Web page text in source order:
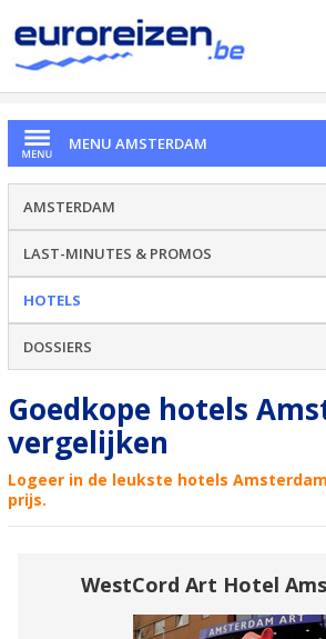
MENU AMSTERDAM
AMSTERDAM
LAST-MINUTES & PROMOS
HOTELS
DOSSIERS
Goedkope hotels
vergelijken
Logeer in de leukste hotels
prijs.
WestCord Art Hotel